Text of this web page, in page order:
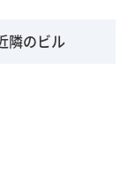
隣のビル